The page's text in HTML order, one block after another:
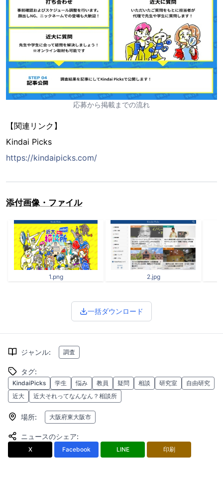
応募から掲載までの流れ
【関連リンク】
Kindai Picks
https://kindaipicks.com/
添付画像・ファイル
1.png 2.jpg
一括ダウンロード
ジャンル: 調査
タグ:
KindaiPicks 学生 悩み 教員 疑問 相談 研究室
自由研究
近大
近大それってなんなん？相談所
場所: 大阪府東大阪市
ニュースのシェア:
X Facebook LINE 印刷